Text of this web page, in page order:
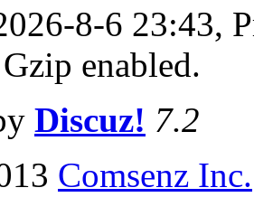
8-6 23:43,
enabled.
Discuz! 7.2
Comsenz Inc.